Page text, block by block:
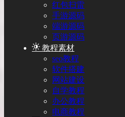
红包扫雷
手游源码
端游源码
页游源码
教程素材
seo教程
软件搭建
网站建设
自学教程
办公教程
电商教程